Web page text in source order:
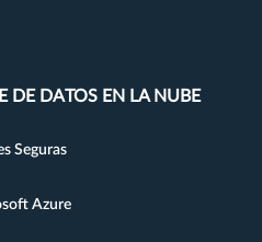
DE DATOS EN LA NUBE
Seguras
Azure